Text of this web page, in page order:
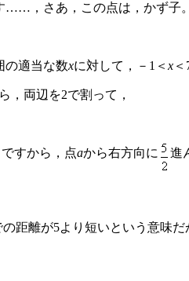
，さあ，この点は，かず子。
の適当な数xに対して，－1＜ x
，両辺を2で割って，
すから，点aから右方向に 進
の距離が5より短いという意味だ